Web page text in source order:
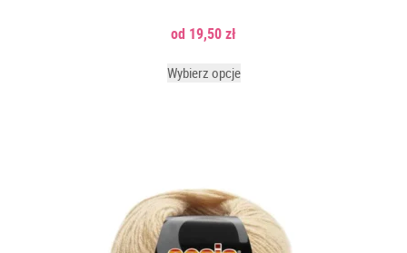
komfortem bez względu na warunki atmosferyczne i porę roku.
Twoje dzianiny z włóknem kaszmirowym zawsze będą komfortowe.
: Włóczka kaszmirowa zachowuje swoją
strukturę i intensywność kolorów przez długi czas. To nie tylko
każdy produkt z kaszmirem w nazwie zasługuje na to miano.
4) Hipoalergiczność dla wrażliwej skóry: Włóczki kaszmirowe są
uznawane za hypoalergiczne z uwagi na unikalną strukturę włókien
19,50zł
Wybierz opcje